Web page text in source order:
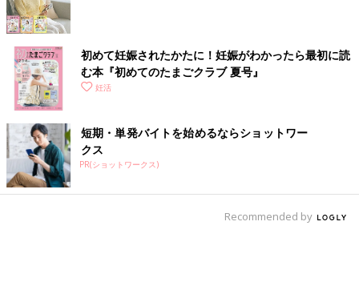
初めて妊娠されたかたに！妊娠がわかったら最初に読
む本『初めてのたまごクラブ 夏号』
妊活
短期・単発バイトを始めるならショットワー
クス
PR(ショットワークス)
Recommended by